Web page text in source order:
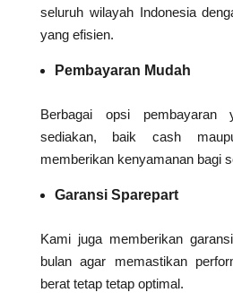
seluruh wilayah Indonesia
yang efisien.
Pembayaran Mudah
Berbagai opsi pembayaran
sediakan, baik cash
memberikan kenyamanan bagi
Garansi Sparepart
Kami juga memberikan
bulan agar memastikan
berat tetap tetap optimal.